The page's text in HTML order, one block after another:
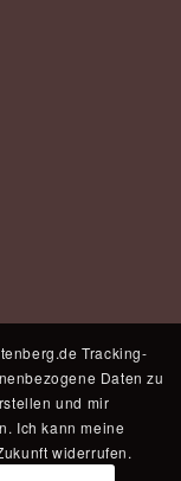
Tracking-
Daten zu
und mir
Ich kann meine
widerrufen.